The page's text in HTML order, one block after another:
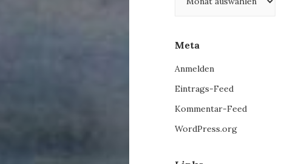
Meta
Anmelden
Eintrags-Feed
Kommentar-Feed
WordPress.org